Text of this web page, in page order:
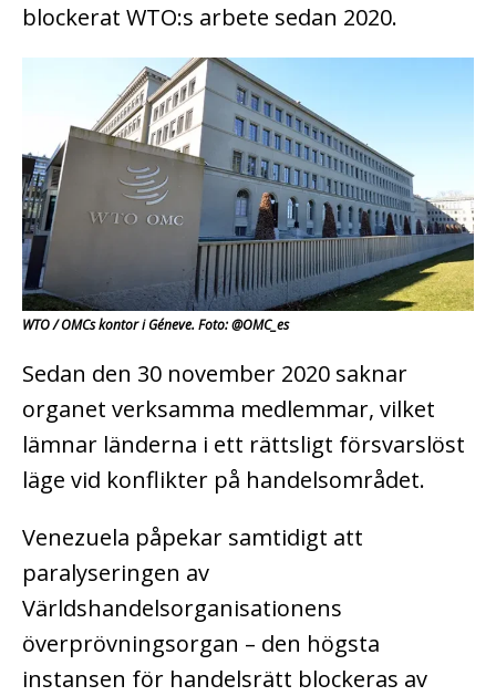
blockerat WTO:s arbete sedan 2020.
WTO / OMCs kontor i Géneve. Foto: @OMC_es
Sedan den 30 november 2020 saknar
organet verksamma medlemmar, vilket
lämnar länderna i ett rättsligt försvarslöst
läge vid konflikter på handelsområdet.
Venezuela påpekar samtidigt att
paralyseringen av
Världshandelsorganisationens
överprövningsorgan – den högsta
instansen för handelsrätt blockeras av